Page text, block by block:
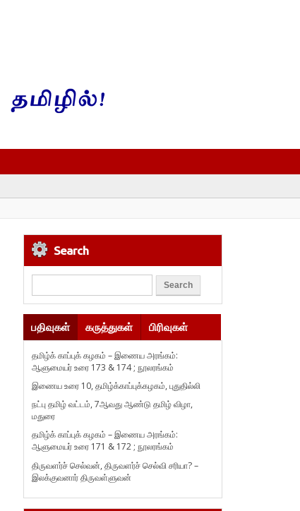
Search
பதிவுகள் கருத்துகள் பிரிவுகள்
தமிழ்க் காப்புக் கழகம் – இணைய அரங்கம்:
ஆளுமையர் உரை 173 & 174 ; நூலரங்கம்
இணைய உரை 10, தமிழ்க்காப்புக்கழகம், புதுதில்லி
நட்பு தமிழ் வட்டம், 7ஆவது ஆண்டு தமிழ் விழா,
மதுரை
தமிழ்க் காப்புக் கழகம் – இணைய அரங்கம்:
ஆளுமையர் உரை 171 & 172 ; நூலரங்கம்
திருவளர்ச் செல்வன், திருவளர்ச் செல்வி சரியா? –
இலக்குவனார் திருவள்ளுவன்